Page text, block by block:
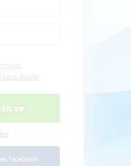
facebook